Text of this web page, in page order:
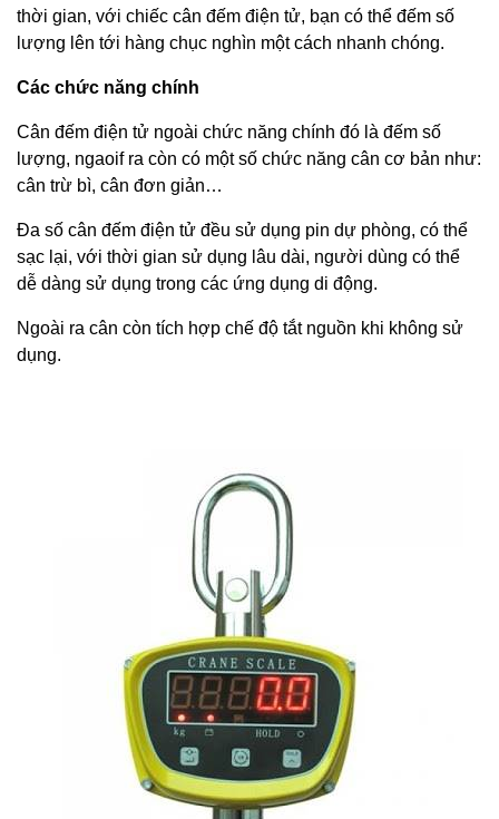
thời gian, với chiếc cân đếm điện tử, bạn có thể đếm số
lượng lên tới hàng chục nghìn một cách nhanh chóng.
Các chức năng chính
Cân đếm điện tử ngoài chức năng chính đó là đếm số
lượng, ngaoif ra còn có một số chức năng cân cơ bản như:
cân trừ bì, cân đơn giản…
Đa số cân đếm điện tử đều sử dụng pin dự phòng, có thể
sạc lại, với thời gian sử dụng lâu dài, người dùng có thể
dễ dàng sử dụng trong các ứng dụng di động.
Ngoài ra cân còn tích hợp chế độ tắt nguồn khi không sử
dụng.